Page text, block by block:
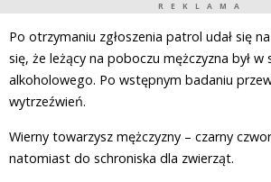
REKLAMA
Po otrzymaniu zgłoszenia patrol udał się
się, że leżący na poboczu mężczyzna był w
alkoholowego. Po wstępnym badaniu
wytrzeźwień.
Wierny towarzysz mężczyzny – czarny
natomiast do schroniska dla zwierząt.